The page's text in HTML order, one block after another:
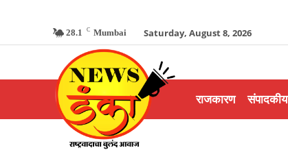
28.1 C Mumbai Saturday, August 8, 2026
राजकारण संपादकीय